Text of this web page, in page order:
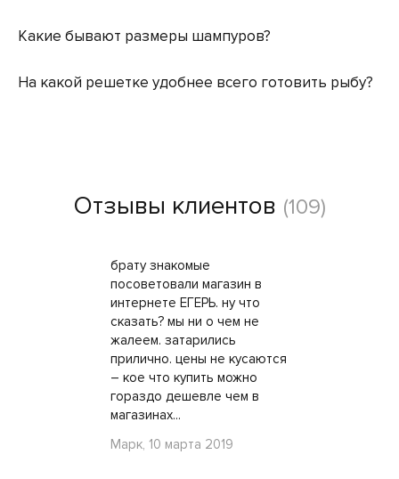
Какие бывают размеры шампуров?
На какой решетке удобнее всего готовить рыбу?
Отзывы клиентов (109)
брату знакомые
посоветовали магазин в
интернете ЕГЕРЬ. ну что
сказать? мы ни о чем не
жалеем. затарились
прилично. цены не кусаются
– кое что купить можно
гораздо дешевле чем в
магазинах...
Марк, 10 марта 2019